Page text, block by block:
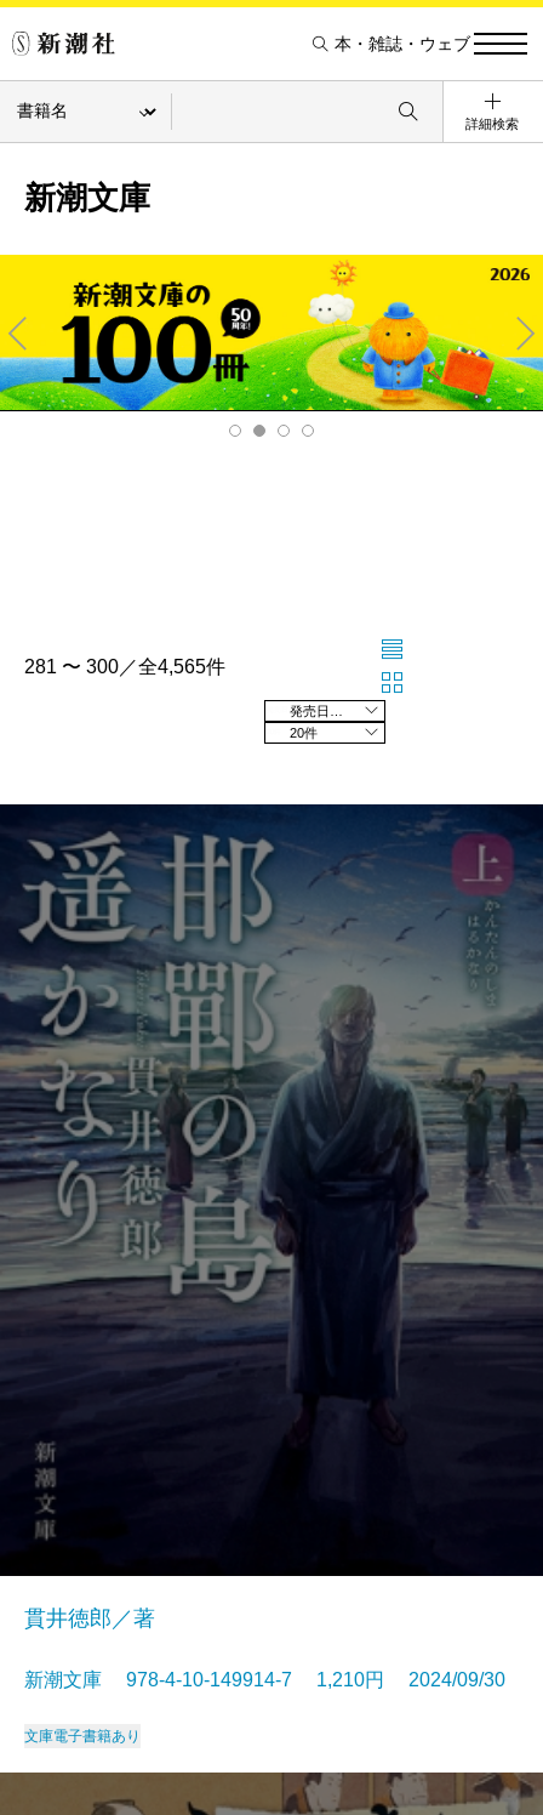
本・雑誌・ウェブ
詳細検索
新潮文庫
Pre
v
Ne
xt
281 〜 300／全4,565件
20件
貫井徳郎／著
新潮文庫 978-4-10-149914-7 1,210円 2024/09/30
文庫電子書籍あり